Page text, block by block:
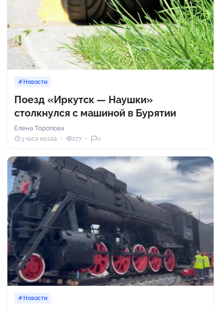
Новости
Поезд «Иркутск — Наушки»
столкнулся с машиной в Бурятии
Елена Торопова
3 часа назад 277 0
Новости